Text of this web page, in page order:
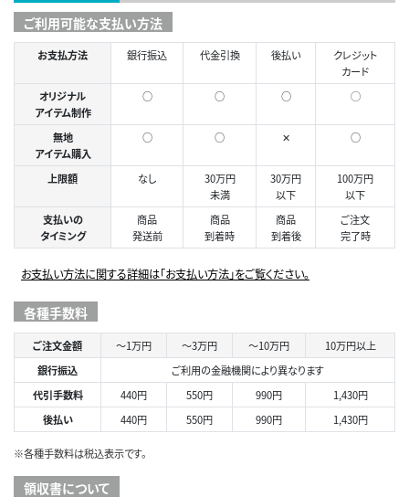
ご利用可能な支払い方法
お支払方法 銀行振込 代金引換 後払い
クレジット
カード
オリジナル
アイテム制作
○ ○ ○ ◯
無地
アイテム購入
○ ○ ✕ ○
上限額 なし
30万円
未満
30万円
以下
100万円
以下
支払いの
タイミング
商品
発送前
商品
到着時
商品
到着後
ご注文
完了時
お支払い方法に関する詳細は「お支払い方法」をご覧ください。
各種手数料
ご注文金額 ～1万円 ～3万円 ～10万円
10万円以上
銀行振込
ご利用の金融機関により異なります
代引手数料
440円 550円 990円
1,430円
後払い
440円 550円 990円 1,430円
※各種手数料は税込表示です。
領収書について